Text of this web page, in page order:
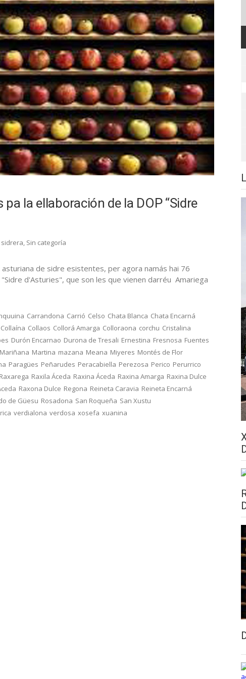
la ellaboración de la DOP “Sidre
, Sin categoría
de sidre esistentes, per agora namás hai 76
d'Asturies", que son les que vienen darréu Amariega
Carrandona Carrió Celso Chata Blanca Chata Encarná
Collaína Collaos Collorá Amarga Colloraona corchu Cristalina
Durón Encarnao Durona de Tresali Ernestina Fresnosa Fuentes
Mariñana Martina mazana Meana Miyeres Montés de Flor
Paragües Peñarudes Peracabiella Perezosa Perico Perurrico
Raxarega Raxila Áceda Raxina Áceda Raxina Amarga Raxina Dulce
Raxona Dulce Regona Reineta Caravia Reineta Encarná
de Güesu Rosadona San Roqueña San Xustu
verdialona verdosa xosefa xuanina